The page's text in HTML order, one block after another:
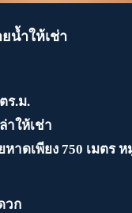
น้ำให้เช่า
ร.ม.
าให้เช่า
าดเพียง 750 เมตร
วก